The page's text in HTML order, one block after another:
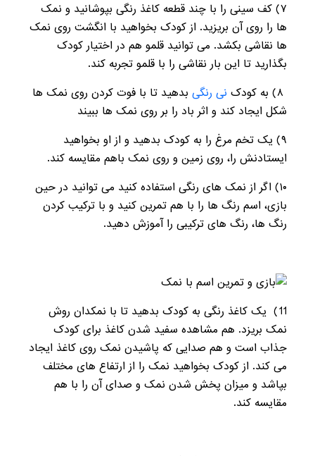
۷) کف سینی را با چند قطعه کاغذ رنگی بپوشانید و نمک
ها را روی آن بریزید. از کودک بخواهید با انگشت روی نمک
ها نقاشی بکشد. می توانید قلمو هم در اختیار کودک
بگذارید تا این بار نقاشی را با قلمو تجربه کند.
نی رنگیبدهید تا با فوت کردن روی نمک ها
شکل ایجاد کند و اثر باد را بر روی نمک ها ببیند
۹) یک تخم مرغ را به کودک بدهید و از او بخواهید
ایستادنش را، روی زمین و روی نمک باهم مقایسه کند.
۱۰) اگر از نمک های رنگی استفاده کنید می توانید در حین
بازی، اسم رنگ ها را با هم تمرین کنید و با ترکیب کردن
رنگ ها، رنگ های ترکیبی را آموزش دهید.
11) یک کاغذ رنگی به کودک بدهید تا با نمکدان روش
نمک بریزد. هم مشاهده سفید شدن کاغذ برای کودک
جذاب است و هم صدایی که پاشیدن نمک روی کاغذ ایجاد
می کند. از کودک بخواهید نمک را از ارتفاع های مختلف
بپاشد و میزان پخش شدن نمک و صدای آن را با هم
مقایسه کند.